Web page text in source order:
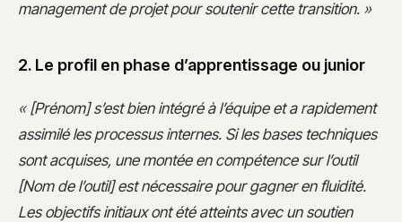
management de projet pour soutenir cette transition. »
2. Le profil en phase d’apprentissage ou junior
« [Prénom] s’est bien intégré à l’équipe et a rapidement
assimilé les processus internes. Si les bases techniques
sont acquises, une montée en compétence sur l’outil
[Nom de l’outil] est nécessaire pour gagner en fluidité.
Les objectifs initiaux ont été atteints avec un soutien